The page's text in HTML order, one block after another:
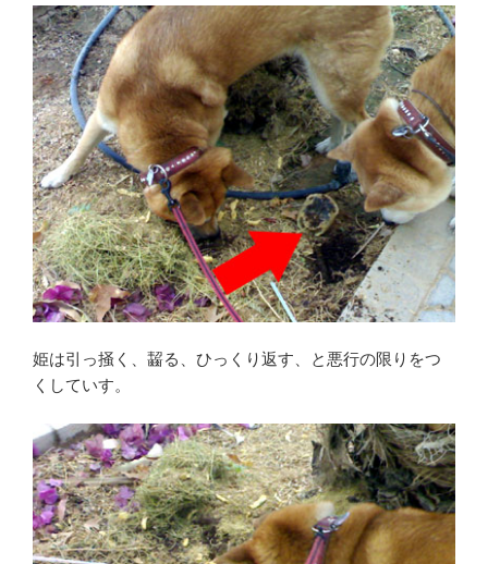
姫は引っ掻く、齧る、ひっくり返す、と悪行の限りをつ
くしていす。